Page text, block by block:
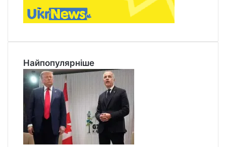
Найпопулярніше